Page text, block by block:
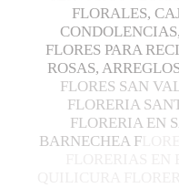
FLORALES,
FLORES PARA
ROSAS,
FLORES SAN
FLORERIA
FLORERIA EN
BARNECHEA F